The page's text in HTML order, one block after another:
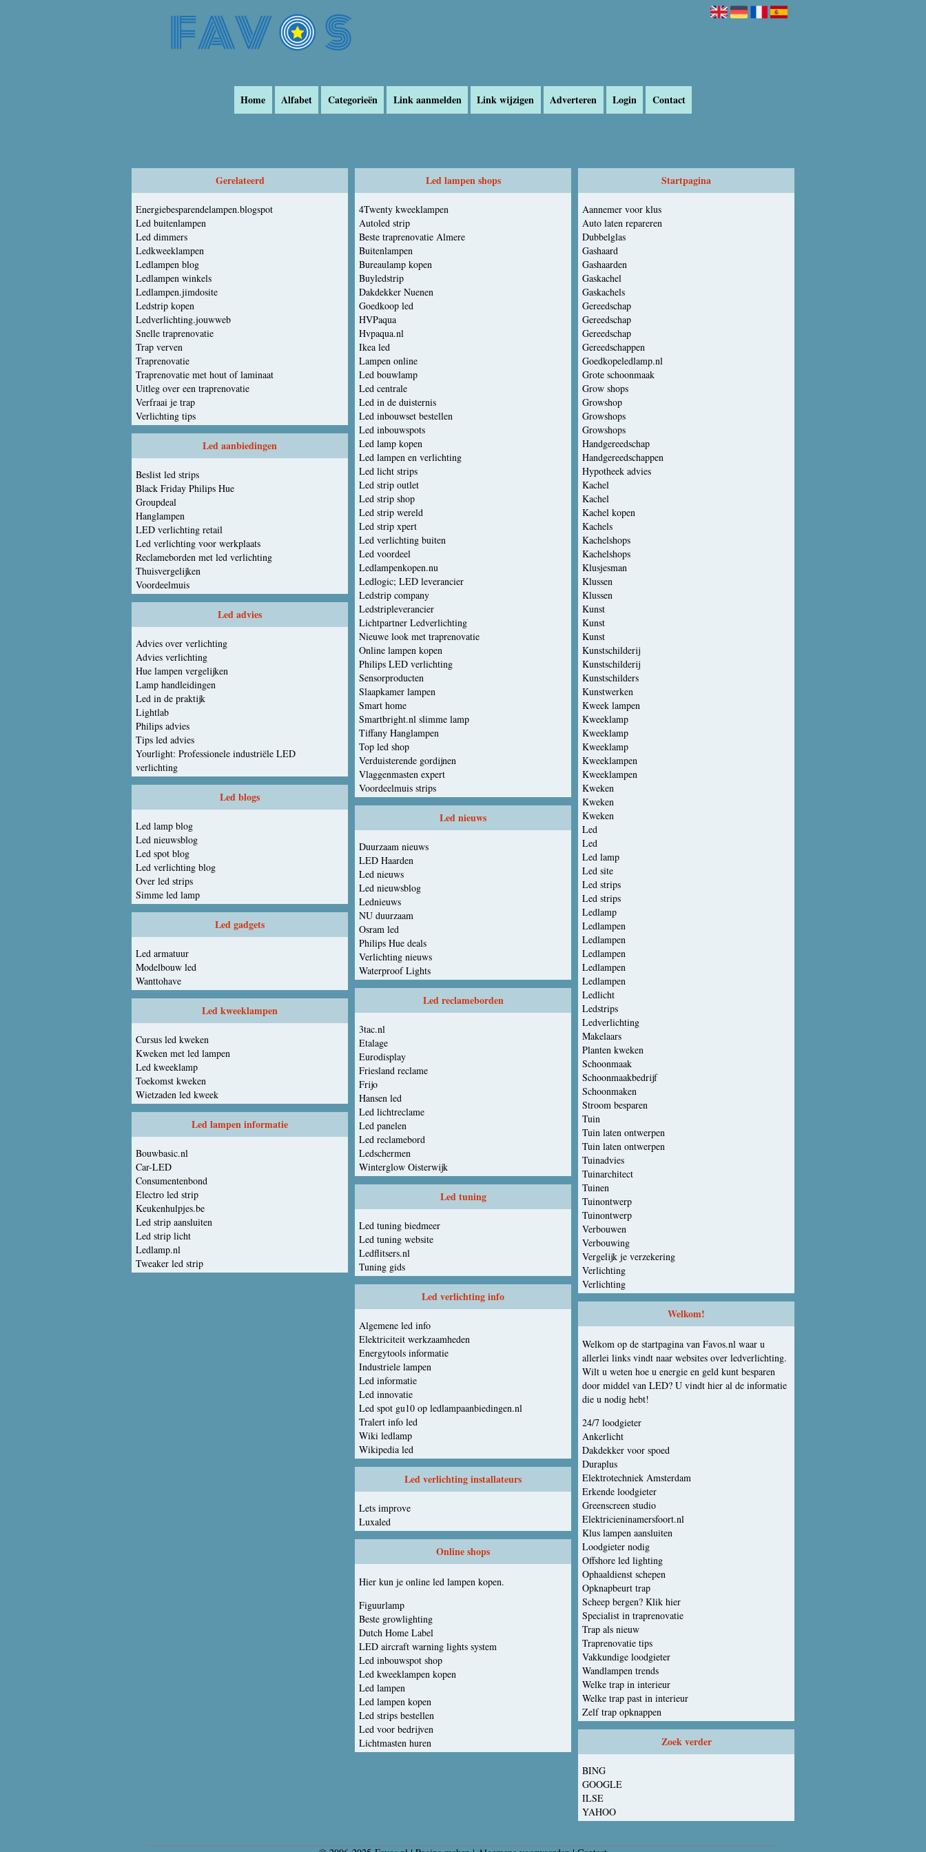
Home Alfabet Categorieën Link aanmelden Link wijzigen Adverteren Login Contact
Gerelateerd
Energiebesparendelampen.blogspot
Led buitenlampen
Led dimmers
Ledkweeklampen
Ledlampen blog
Ledlampen winkels
Ledlampen.jimdosite
Ledstrip kopen
Ledverlichting.jouwweb
Snelle traprenovatie
Trap verven
Traprenovatie
Traprenovatie met hout of laminaat
Uitleg over een traprenovatie
Verfraai je trap
Verlichting tips
Led aanbiedingen
Beslist led strips
Black Friday Philips Hue
Groupdeal
Hanglampen
LED verlichting retail
Led verlichting voor werkplaats
Reclameborden met led verlichting
Thuisvergelijken
Voordeelmuis
Led advies
Advies over verlichting
Advies verlichting
Hue lampen vergelijken
Lamp handleidingen
Led in de praktijk
Lightlab
Philips advies
Tips led advies
Yourlight: Professionele industriële LED
verlichting
Led blogs
Led lamp blog
Led nieuwsblog
Led spot blog
Led verlichting blog
Over led strips
Simme led lamp
Led gadgets
Led armatuur
Modelbouw led
Wanttohave
Led kweeklampen
Cursus led kweken
Kweken met led lampen
Led kweeklamp
Toekomst kweken
Wietzaden led kweek
Led lampen informatie
Bouwbasic.nl
Car-LED
Consumentenbond
Electro led strip
Keukenhulpjes.be
Led strip aansluiten
Led strip licht
Ledlamp.nl
Tweaker led strip
Led lampen shops
4Twenty kweeklampen
Autoled strip
Beste traprenovatie Almere
Buitenlampen
Bureaulamp kopen
Buyledstrip
Dakdekker Nuenen
Goedkoop led
HVPaqua
Hvpaqua.nl
Ikea led
Lampen online
Led bouwlamp
Led centrale
Led in de duisternis
Led inbouwset bestellen
Led inbouwspots
Led lamp kopen
Led lampen en verlichting
Led licht strips
Led strip outlet
Led strip shop
Led strip wereld
Led strip xpert
Led verlichting buiten
Led voordeel
Ledlampenkopen.nu
Ledlogic; LED leverancier
Ledstrip company
Ledstripleverancier
Lichtpartner Ledverlichting
Nieuwe look met traprenovatie
Online lampen kopen
Philips LED verlichting
Sensorproducten
Slaapkamer lampen
Smart home
Smartbright.nl slimme lamp
Tiffany Hanglampen
Top led shop
Verduisterende gordijnen
Vlaggenmasten expert
Voordeelmuis strips
Led nieuws
Duurzaam nieuws
LED Haarden
Led nieuws
Led nieuwsblog
Lednieuws
NU duurzaam
Osram led
Philips Hue deals
Verlichting nieuws
Waterproof Lights
Led reclameborden
3tac.nl
Etalage
Eurodisplay
Friesland reclame
Frijo
Hansen led
Led lichtreclame
Led panelen
Led reclamebord
Ledschermen
Winterglow Oisterwijk
Led tuning
Led tuning biedmeer
Led tuning website
Ledflitsers.nl
Tuning gids
Led verlichting info
Algemene led info
Elektriciteit werkzaamheden
Energytools informatie
Industriele lampen
Led informatie
Led innovatie
Led spot gu10 op ledlampaanbiedingen.nl
Tralert info led
Wiki ledlamp
Wikipedia led
Led verlichting installateurs
Lets improve
Luxaled
Online shops
Hier kun je online led lampen kopen.
Figuurlamp
Beste growlighting
Dutch Home Label
LED aircraft warning lights system
Led inbouwspot shop
Led kweeklampen kopen
Led lampen
Led lampen kopen
Led strips bestellen
Led voor bedrijven
Lichtmasten huren
Startpagina
Aannemer voor klus
Auto laten repareren
Dubbelglas
Gashaard
Gashaarden
Gaskachel
Gaskachels
Gereedschap
Gereedschap
Gereedschap
Gereedschappen
Goedkopeledlamp.nl
Grote schoonmaak
Grow shops
Growshop
Growshops
Growshops
Handgereedschap
Handgereedschappen
Hypotheek advies
Kachel
Kachel
Kachel kopen
Kachels
Kachelshops
Kachelshops
Klusjesman
Klussen
Klussen
Kunst
Kunst
Kunst
Kunstschilderij
Kunstschilderij
Kunstschilders
Kunstwerken
Kweek lampen
Kweeklamp
Kweeklamp
Kweeklamp
Kweeklampen
Kweeklampen
Kweken
Kweken
Kweken
Led
Led
Led lamp
Led site
Led strips
Led strips
Ledlamp
Ledlampen
Ledlampen
Ledlampen
Ledlampen
Ledlampen
Ledlicht
Ledstrips
Ledverlichting
Makelaars
Planten kweken
Schoonmaak
Schoonmaakbedrijf
Schoonmaken
Stroom besparen
Tuin
Tuin laten ontwerpen
Tuin laten ontwerpen
Tuinadvies
Tuinarchitect
Tuinen
Tuinontwerp
Tuinontwerp
Verbouwen
Verbouwing
Vergelijk je verzekering
Verlichting
Verlichting
Welkom!
Welkom op de startpagina van Favos.nl waar u
allerlei links vindt naar websites over ledverlichting.
Wilt u weten hoe u energie en geld kunt besparen
door middel van LED? U vindt hier al de informatie
die u nodig hebt!
24/7 loodgieter
Ankerlicht
Dakdekker voor spoed
Duraplus
Elektrotechniek Amsterdam
Erkende loodgieter
Greenscreen studio
Elektricieninamersfoort.nl
Klus lampen aansluiten
Loodgieter nodig
Offshore led lighting
Ophaaldienst schepen
Opknapbeurt trap
Scheep bergen? Klik hier
Specialist in traprenovatie
Trap als nieuw
Traprenovatie tips
Vakkundige loodgieter
Wandlampen trends
Welke trap in interieur
Welke trap past in interieur
Zelf trap opknappen
Zoek verder
BING
GOOGLE
ILSE
YAHOO